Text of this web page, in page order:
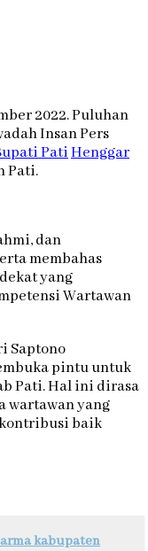
2022. Puluhan
Insan Pers
PatiHenggar
Pati.
dan
membahas
yang
Wartawan
Saptono
pintu untuk
Pati. Hal ini dirasa
wartawan yang
baik
kabupaten